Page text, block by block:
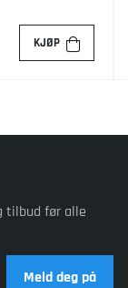
KJØP
tilbud før alle
Meld deg på